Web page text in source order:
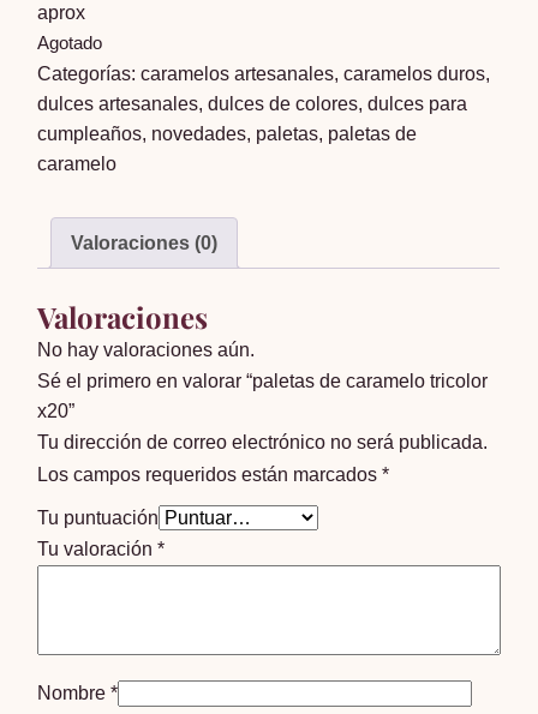
aprox
Agotado
Categorías:caramelos artesanales,caramelos duros,
dulces artesanales,dulces de colores,dulces para
cumpleaños, novedades, paletas, paletas de
caramelo
Valoraciones (0)
Valoraciones
No hay valoraciones aún.
Sé el primero en valorar “paletas de caramelo tricolor
x20”
Tu dirección de correo electrónico no será publicada.
Los campos requeridos están marcados*
Tu puntuación
Tu valoración*
Nombre*